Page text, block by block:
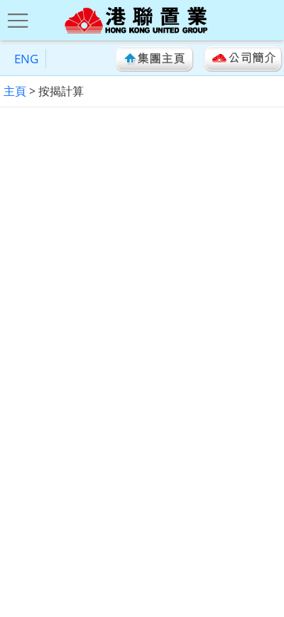
ENG
主頁> 按揭計算